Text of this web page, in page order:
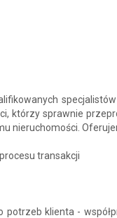
którzy sprawnie
nieruchomości.
transakcji
klienta -